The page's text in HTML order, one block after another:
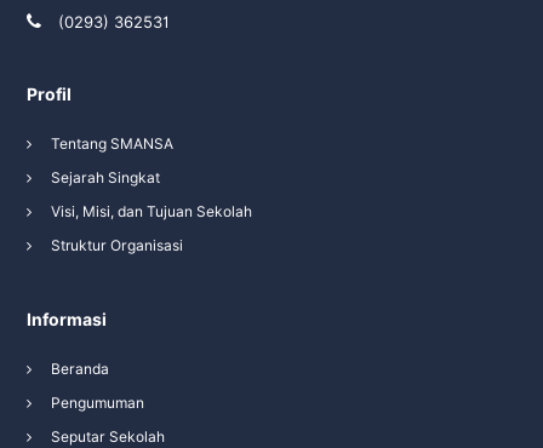
(0293) 362531
Profil
Tentang SMANSA
Sejarah Singkat
Visi, Misi, dan Tujuan Sekolah
Struktur Organisasi
Informasi
Beranda
Pengumuman
Seputar Sekolah